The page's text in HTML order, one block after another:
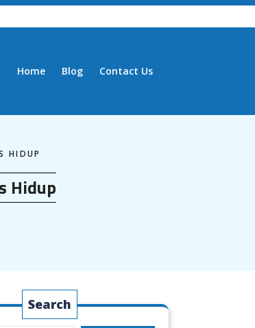
Home Blog Contact Us
HIDUP
Hidup
Search